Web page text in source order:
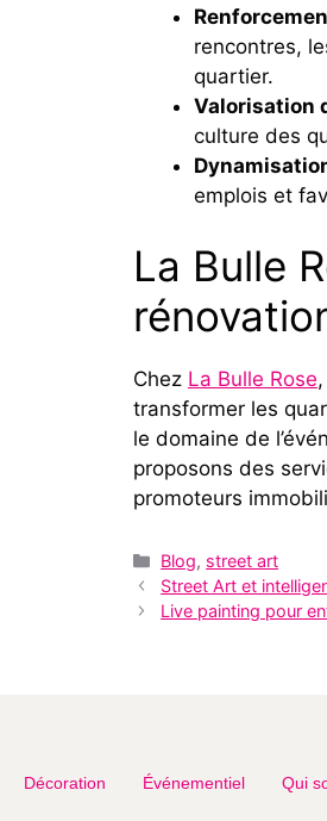
rencontres,
quartier.
Valorisation
culture des
emplois et
La Bulle
Chez La Bulle Rose
transformer les
le domaine de
proposons des
promoteurs
Blog, street art
Street Art et
Live painting pour
Décoration Événementiel Qui